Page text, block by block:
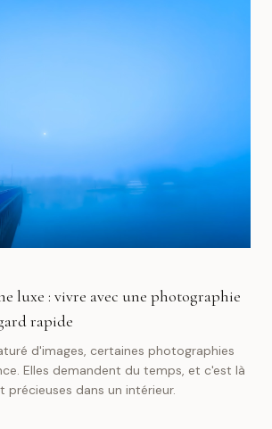
luxe : vivre avec une photographie
rapide
d'images, certaines photographies
Elles demandent du temps, et c'est là
précieuses dans un intérieur.